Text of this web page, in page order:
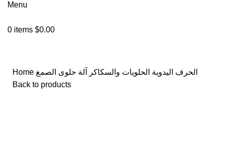
Menu
0 items $0.00
Home الحرف اليدوية الحلويات والسكاكر
آلة حلوى الصمغ
Back to products